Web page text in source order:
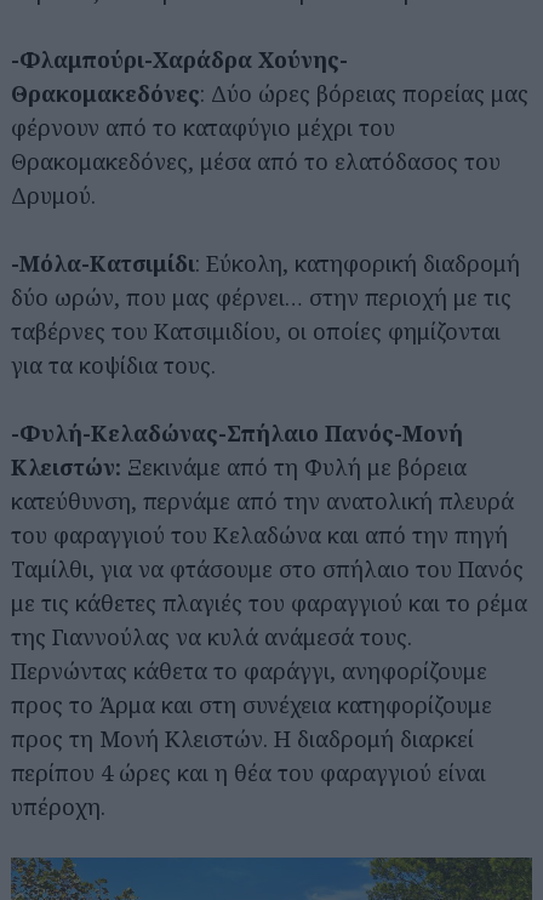
-Φλαμπούρι-Χαράδρα Χούνης-
Θρακομακεδόνες: Δύο ώρες βόρειας πορείας μας
φέρνουν από το καταφύγιο μέχρι του
Θρακομακεδόνες, μέσα από το ελατόδασος του
Δρυμού.
-Μόλα-Κατσιμίδι: Εύκολη, κατηφορική διαδρομή
δύο ωρών, που μας φέρνει… στην περιοχή με τις
ταβέρνες του Κατσιμιδίου, οι οποίες φημίζονται
για τα κοψίδια τους.
-Φυλή-Κελαδώνας-Σπήλαιο Πανός-Μονή
Κλειστών: Ξεκινάμε από τη Φυλή με βόρεια
κατεύθυνση, περνάμε από την ανατολική πλευρά
του φαραγγιού του Κελαδώνα και από την πηγή
Ταμίλθι, για να φτάσουμε στο σπήλαιο του Πανός
με τις κάθετες πλαγιές του φαραγγιού και το ρέμα
της Γιαννούλας να κυλά ανάμεσά τους.
Περνώντας κάθετα το φαράγγι, ανηφορίζουμε
προς το Άρμα και στη συνέχεια κατηφορίζουμε
προς τη Μονή Κλειστών. Η διαδρομή διαρκεί
περίπου 4 ώρες και η θέα του φαραγγιού είναι
υπέροχη.